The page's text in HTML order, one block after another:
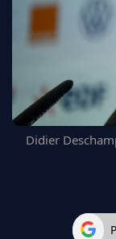
FC BARCELONE
MANCHESTER
CHELSEA
BAYERN
L'AVIS DE LA
Didier